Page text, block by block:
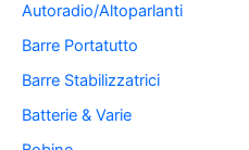
Autoradio/Altoparlanti
Barre Portatutto
Barre Stabilizzatrici
Batterie & Varie